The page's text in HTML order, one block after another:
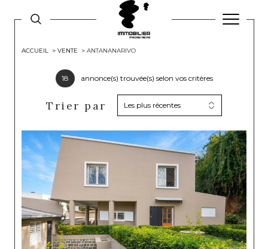
ACCUEIL VENTE ANTANANARIVO
18 annonce(s) trouvée(s) selon vos critères
Trier par Les plus récentes